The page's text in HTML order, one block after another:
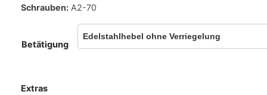
Schrauben:A2-70
Betätigung
Extras